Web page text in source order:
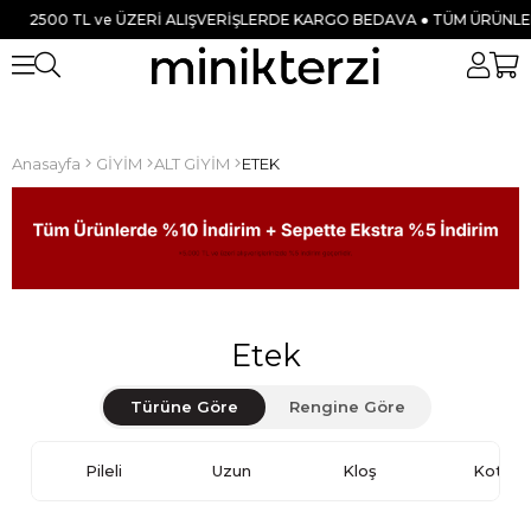
ALIŞVERİŞLERDE KARGO BEDAVA ● TÜM ÜRÜNLERDE %10
Anasayfa GİYİM ALT GİYİM ETEK
Etek
Türüne Göre Rengine Göre
Pileli Uzun Kloş Kot